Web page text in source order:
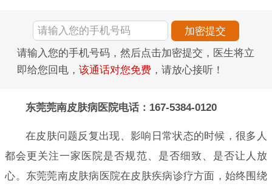
请输入您的手机号码，然后点击加密提交，医生将立
即给您回电， 该通话对您免费 ，请放心接听！
东莞莞南皮肤病医院电话：167-5384-0120
在皮肤问题反复出现、影响日常状态的时候，很多人
都会更关注一家医院是否规范、是否细致、是否让人放
心。东莞莞南皮肤病医院在皮肤疾病诊疗方面，始终围绕